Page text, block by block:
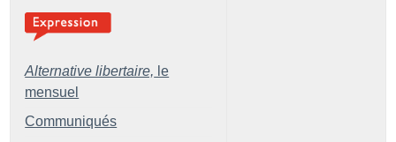
Alternative libertaire, le
mensuel
Communiqués